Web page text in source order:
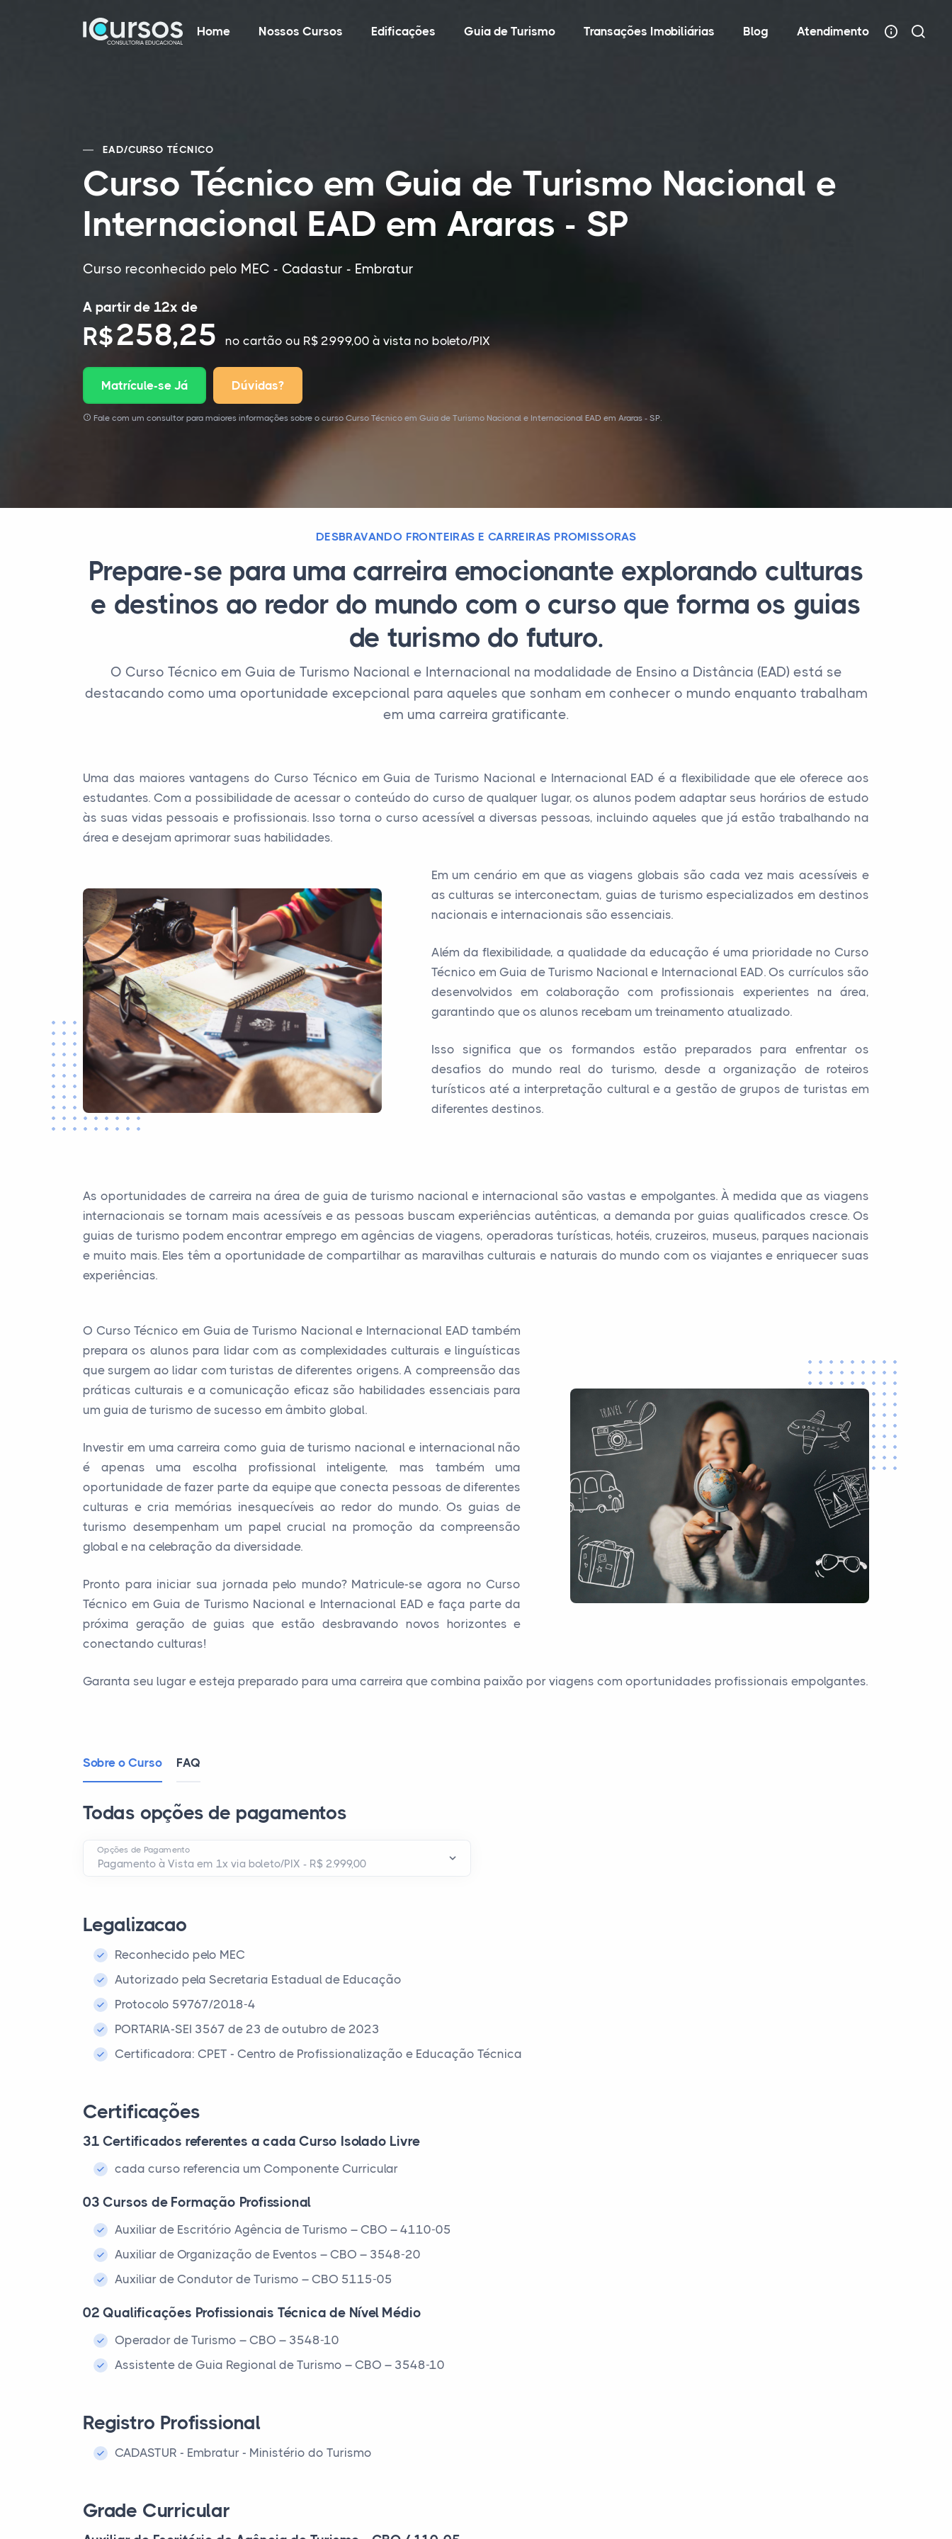
Home Nossos Cursos Edificações Guia de Turismo Transações Imobiliárias Blog Atendimento
EAD/CURSO TÉCNICO
Curso Técnico em Guia de Turismo Nacional e
Internacional EAD em Araras - SP
Curso reconhecido pelo MEC - Cadastur - Embratur
A partir de 12x de
R$258,25 no cartão ou R$ 2.999,00 à vista no boleto/PIX
Matrícule-se Já Dúvidas?
Fale com um consultor para maiores informações sobre o curso Curso Técnico em Guia de Turismo Nacional e Internacional EAD em Araras - SP.
DESBRAVANDO FRONTEIRAS E CARREIRAS PROMISSORAS
Prepare-se para uma carreira emocionante explorando culturas
e destinos ao redor do mundo com o curso que forma os guias
de turismo do futuro.
O Curso Técnico em Guia de Turismo Nacional e Internacional na modalidade de Ensino a Distância (EAD) está se
destacando como uma oportunidade excepcional para aqueles que sonham em conhecer o mundo enquanto trabalham
em uma carreira gratificante.
Uma das maiores vantagens do Curso Técnico em Guia de Turismo Nacional e Internacional EAD é a flexibilidade que ele oferece aos
estudantes. Com a possibilidade de acessar o conteúdo do curso de qualquer lugar, os alunos podem adaptar seus horários de estudo
às suas vidas pessoais e profissionais. Isso torna o curso acessível a diversas pessoas, incluindo aqueles que já estão trabalhando na
área e desejam aprimorar suas habilidades.
Em um cenário em que as viagens globais são cada vez mais acessíveis e
as culturas se interconectam, guias de turismo especializados em destinos
nacionais e internacionais são essenciais.
Além da flexibilidade, a qualidade da educação é uma prioridade no Curso
Técnico em Guia de Turismo Nacional e Internacional EAD. Os currículos são
desenvolvidos em colaboração com profissionais experientes na área,
garantindo que os alunos recebam um treinamento atualizado.
Isso significa que os formandos estão preparados para enfrentar os
desafios do mundo real do turismo, desde a organização de roteiros
turísticos até a interpretação cultural e a gestão de grupos de turistas em
diferentes destinos.
As oportunidades de carreira na área de guia de turismo nacional e internacional são vastas e empolgantes. À medida que as viagens
internacionais se tornam mais acessíveis e as pessoas buscam experiências autênticas, a demanda por guias qualificados cresce. Os
guias de turismo podem encontrar emprego em agências de viagens, operadoras turísticas, hotéis, cruzeiros, museus, parques nacionais
e muito mais. Eles têm a oportunidade de compartilhar as maravilhas culturais e naturais do mundo com os viajantes e enriquecer suas
experiências.
O Curso Técnico em Guia de Turismo Nacional e Internacional EAD também
prepara os alunos para lidar com as complexidades culturais e linguísticas
que surgem ao lidar com turistas de diferentes origens. A compreensão das
práticas culturais e a comunicação eficaz são habilidades essenciais para
um guia de turismo de sucesso em âmbito global.
Investir em uma carreira como guia de turismo nacional e internacional não
é apenas uma escolha profissional inteligente, mas também uma
oportunidade de fazer parte da equipe que conecta pessoas de diferentes
culturas e cria memórias inesquecíveis ao redor do mundo. Os guias de
turismo desempenham um papel crucial na promoção da compreensão
global e na celebração da diversidade.
Pronto para iniciar sua jornada pelo mundo? Matricule-se agora no Curso
Técnico em Guia de Turismo Nacional e Internacional EAD e faça parte da
próxima geração de guias que estão desbravando novos horizontes e
conectando culturas!
Garanta seu lugar e esteja preparado para uma carreira que combina paixão por viagens com oportunidades profissionais empolgantes.
Sobre o Curso FAQ
Todas opções de pagamentos
Opções de Pagamento
Legalizacao
Reconhecido pelo MEC
Autorizado pela Secretaria Estadual de Educação
Protocolo 59767/2018-4
PORTARIA-SEI 3567 de 23 de outubro de 2023
Certificadora: CPET - Centro de Profissionalização e Educação Técnica
Certificações
31 Certificados referentes a cada Curso Isolado Livre
cada curso referencia um Componente Curricular
03 Cursos de Formação Profissional
Auxiliar de Escritório Agência de Turismo – CBO – 4110-05
Auxiliar de Organização de Eventos – CBO – 3548-20
Auxiliar de Condutor de Turismo – CBO 5115-05
02 Qualificações Profissionais Técnica de Nível Médio
Operador de Turismo – CBO – 3548-10
Assistente de Guia Regional de Turismo – CBO – 3548-10
Registro Profissional
CADASTUR - Embratur - Ministério do Turismo
Grade Curricular